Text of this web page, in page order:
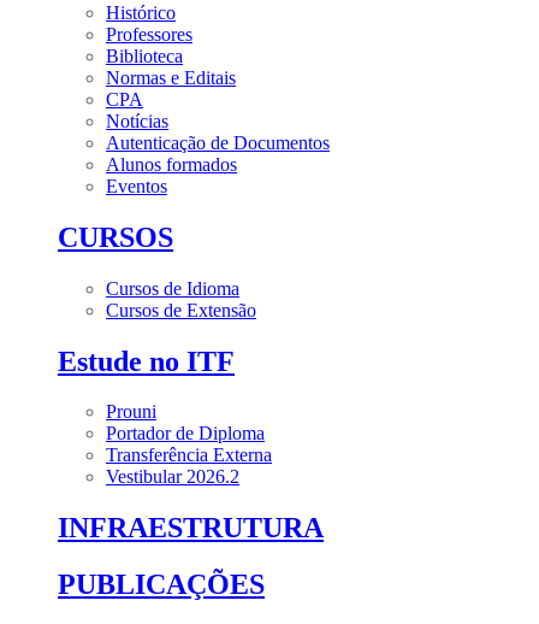
Histórico
Professores
Biblioteca
Normas e Editais
CPA
Notícias
Autenticação de Documentos
Alunos formados
Eventos
CURSOS
Cursos de Idioma
Cursos de Extensão
Estude no ITF
Prouni
Portador de Diploma
Transferência Externa
Vestibular 2026.2
INFRAESTRUTURA
PUBLICAÇÕES